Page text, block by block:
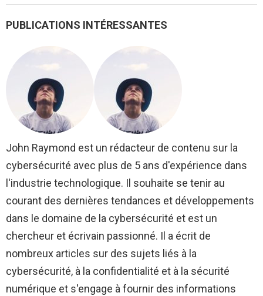
PUBLICATIONS INTÉRESSANTES
John Raymond est un rédacteur de contenu sur la
cybersécurité avec plus de 5 ans d'expérience dans
l'industrie technologique. Il souhaite se tenir au
courant des dernières tendances et développements
dans le domaine de la cybersécurité et est un
chercheur et écrivain passionné. Il a écrit de
nombreux articles sur des sujets liés à la
cybersécurité, à la confidentialité et à la sécurité
numérique et s'engage à fournir des informations